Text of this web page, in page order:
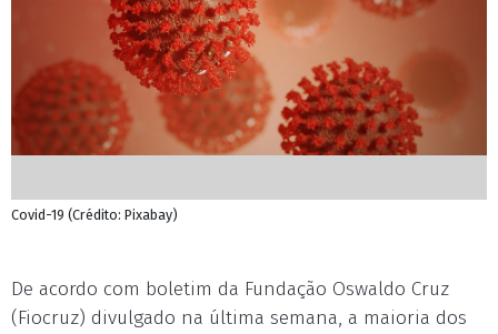
Covid-19 (Crédito: Pixabay)
De acordo com boletim da Fundação Oswaldo Cruz
(Fiocruz) divulgado na última semana, a maioria dos